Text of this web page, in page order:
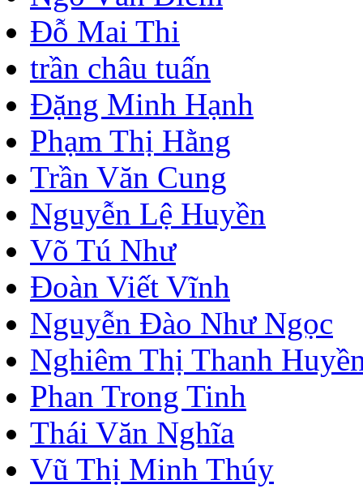
Đỗ Mai Thi
trần châu tuấn
Đặng Minh Hạnh
Phạm Thị Hằng
Trần Văn Cung
Nguyễn Lệ Huyền
Võ Tú Như
Đoàn Viết Vĩnh
Nguyễn Đào Như Ngọc
Nghiêm Thị Thanh
Phan Trong Tinh
Thái Văn Nghĩa
Vũ Thị Minh Thúy